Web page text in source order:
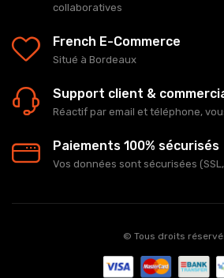
collaboratives
French E-Commerce
Situé à Bordeaux
Support client &
Réactif par email et téléphone,
Paiements 100% sécurisés
Vos données sont sécurisées (SSL,
© Tous droits